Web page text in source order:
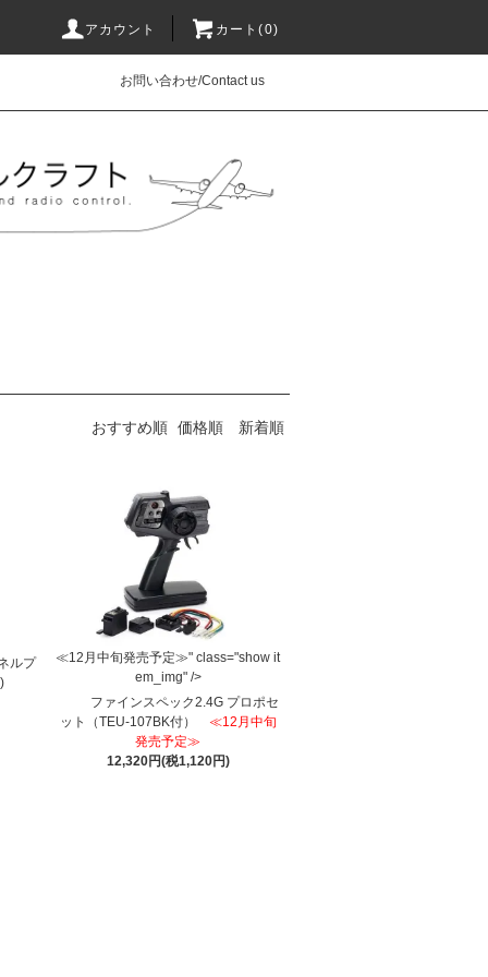
アカウント カート(0)
お問い合わせ/Contact us
おすすめ順 価格順 新着順
ルプ
≪12月中旬発売予定≫" class="show it
em_img" />
ファインスペック2.4G プロポセ
ット（TEU-107BK付） ≪12月中旬
発売予定≫
12,320円(税1,120円)